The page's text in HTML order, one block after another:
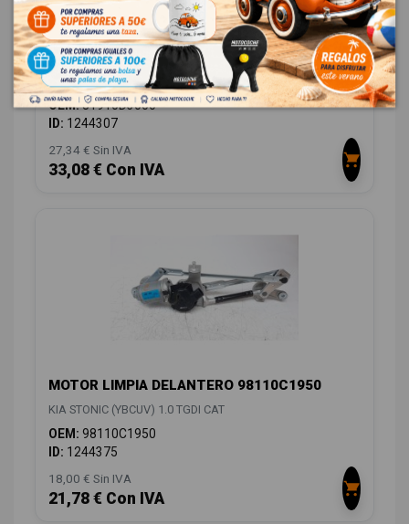
CONMUTADOR DE ARRANQUE 81910D3000
KIA STONIC (YBCUV) 1.0 TGDI CAT
OEM:81910D3000
ID: 1244307
27,34 € Sin IVA
33,08 € Con IVA
MOTOR LIMPIA DELANTERO 98110C1950
KIA STONIC (YBCUV) 1.0 TGDI CAT
OEM: 98110C1950
ID: 1244375
18,00 € Sin IVA
21,78 € Con IVA